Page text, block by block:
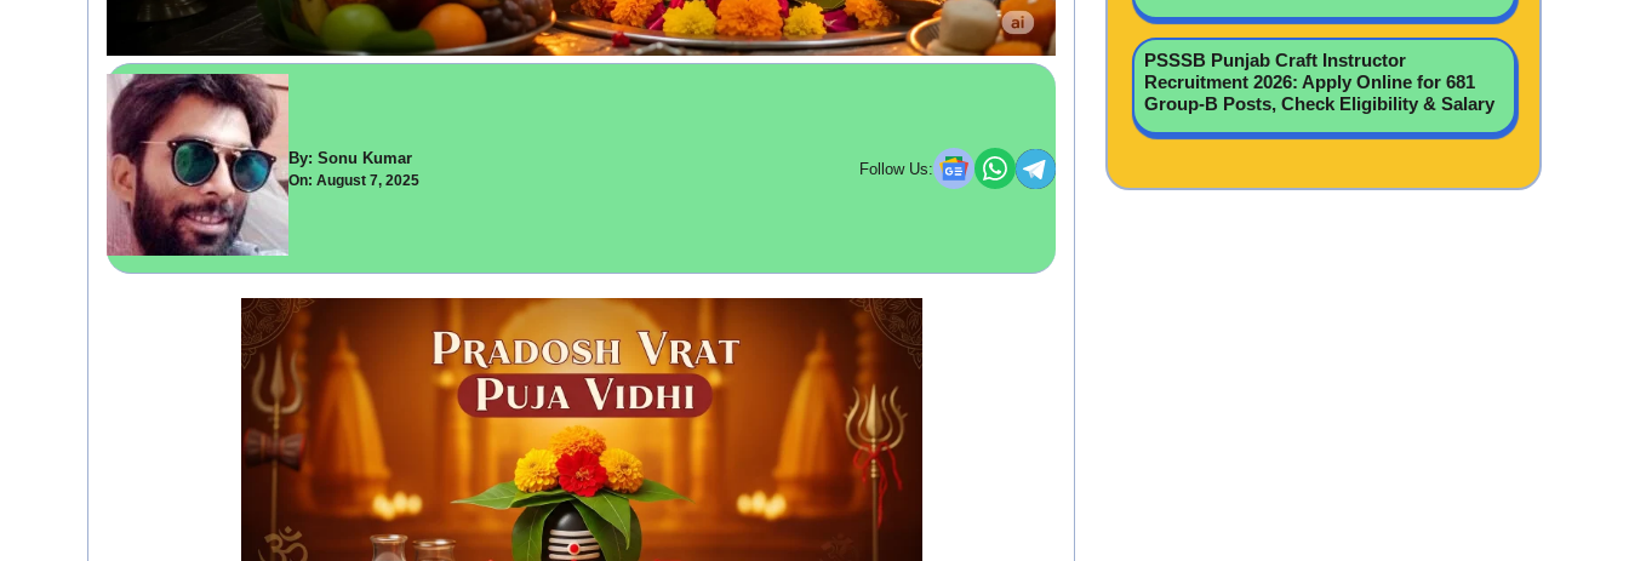
By: Sonu Kumar
On: August 7, 2025
Follow Us:
PSSSB Punjab Craft Instructor
Recruitment 2026: Apply Online for 681
Group-B Posts, Check Eligibility & Salary